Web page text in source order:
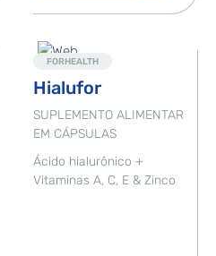
Destaque
FORHEALTH
Hialufor
SUPLEMENTO ALIMENTAR
EM CÁPSULAS
Ácido hialurônico +
Vitaminas A, C, E & Zinco